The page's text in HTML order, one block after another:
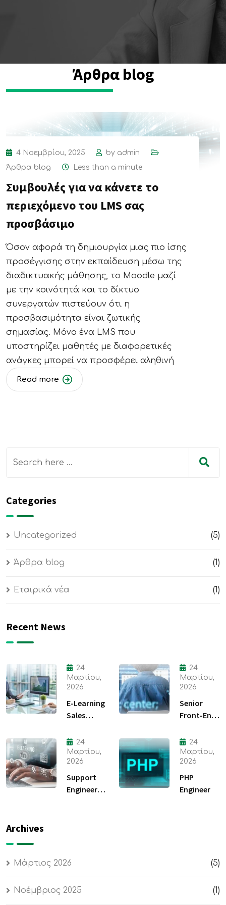
Άρθρα blog
4 Νοεμβρίου, 2025 by admin
Άρθρα blog
Less than a minute
Συμβουλές για να κάνετε το
περιεχόμενο του LMS σας
προσβάσιμο
Όσον αφορά τη δημιουργία μιας πιο ίσης
προσέγγισης στην εκπαίδευση μέσω της
διαδικτυακής μάθησης, το Moodle μαζί
με την κοινότητά και το δίκτυο
συνεργατών πιστεύουν ότι η
προσβασιμότητα είναι ζωτικής
σημασίας. Μόνο ένα LMS που
υποστηρίζει μαθητές με διαφορετικές
ανάγκες μπορεί να προσφέρει αληθινή
Read more
Categories
Uncategorized (5)
Άρθρα blog (1)
Εταιρικά νέα (1)
Recent News
24
Μαρτίου,
2026
E-Learning
Sales
24
Μαρτίου,
2026
Senior
Front-End
24
Μαρτίου,
2026
Support
Engineer
24
Μαρτίου,
2026
PHP
Engineer
Archives
Μάρτιος 2026 (5)
Νοέμβριος 2025 (1)